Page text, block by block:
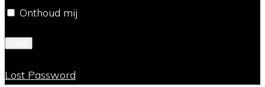
Onthoud mij
Lost Password